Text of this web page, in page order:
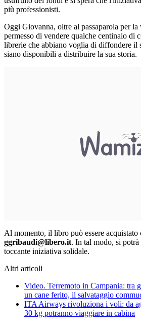
più professionisti.
Oggi Giovanna, oltre al passaparola per
permesso di vendere qualche centinaio di
librerie che abbiano voglia di diffondere il
siano disponibili a distribuire la sua storia.
Al momento, il libro può essere acquistato
ggribaudi@libero.it. In tal modo, si
toccante iniziativa solidale.
Altri articoli
Video. Terremoto in Campania: tra
un cane ferito, il salvataggio
ITA Airways rivoluziona i voli: da
30 kg potranno viaggiare in cabina